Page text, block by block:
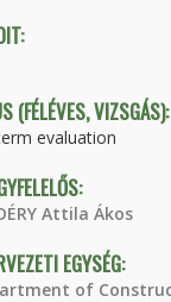
(FÉLÉVES, VIZSGÁS):
evaluation
Attila Ákos
EGYSÉG:
of